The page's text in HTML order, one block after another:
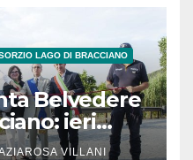
LAGO DI BRACCIANO
Belvedere
ieri
VILLANI